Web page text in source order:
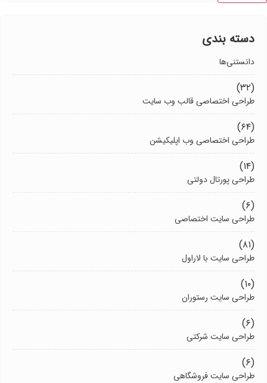
دسته بندی
دانستنی‌ها
(۳۲)
طراحی اختصاصی قالب وب سایت
(۶۴)
طراحی اختصاصی وب اپلیکیشن
(۱۴)
طراحی پورتال دولتی
(۶)
طراحی سایت اختصاصی
(۸۱)
طراحی سایت با لاراول
(۱۰)
طراحی سایت رستوران
(۶)
طراحی سایت شرکتی
(۶)
طراحی سایت فروشگاهی